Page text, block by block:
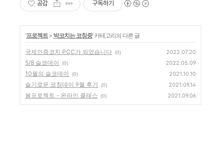
공감 구독하기
'프로젝트> 박코치는 코칭중' 카테고리의 다른 글
국제인증코치 PCC가 되었습니다 (0) 2022.07.20
5/8 슬코데이 (0) 2022.05.09
10월의 슬코데이 (0) 2021.10.10
슬기로운 코칭데이 9월 후기 (0) 2021.09.14
봄프로젝트 - 온라인 클래스 (0) 2021.09.06